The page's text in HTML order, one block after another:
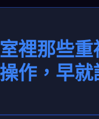
裡那些重
作，早就